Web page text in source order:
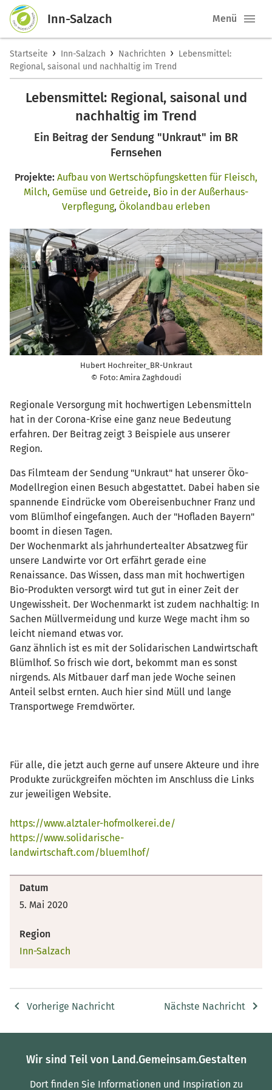
Inn-Salzach Menü
Startseite › Inn-Salzach › Nachrichten › Lebensmittel:
Regional, saisonal und nachhaltig im Trend
Lebensmittel: Regional, saisonal und
nachhaltig im Trend
Ein Beitrag der Sendung "Unkraut" im BR
Fernsehen
Projekte: Aufbau von Wertschöpfungsketten für Fleisch,
Milch, Gemüse und Getreide, Bio in der Außerhaus-
Verpflegung, Ökolandbau erleben
Hubert Hochreiter_BR-Unkraut
© Foto: Amira Zaghdoudi
Regionale Versorgung mit hochwertigen Lebensmitteln
hat in der Corona-Krise eine ganz neue Bedeutung
erfahren. Der Beitrag zeigt 3 Beispiele aus unserer
Region.
Das Filmteam der Sendung "Unkraut" hat unserer Öko-
Modellregion einen Besuch abgestattet. Dabei haben sie
spannende Eindrücke vom Obereisenbuchner Franz und
vom Blümlhof eingefangen. Auch der "Hofladen Bayern"
boomt in diesen Tagen.
Der Wochenmarkt als jahrhundertealter Absatzweg für
unsere Landwirte vor Ort erfährt gerade eine
Renaissance. Das Wissen, dass man mit hochwertigen
Bio-Produkten versorgt wird tut gut in einer Zeit der
Ungewissheit. Der Wochenmarkt ist zudem nachhaltig: In
Sachen Müllvermeidung und kurze Wege macht ihm so
leicht niemand etwas vor.
Ganz ähnlich ist es mit der Solidarischen Landwirtschaft
Blümlhof. So frisch wie dort, bekommt man es sonst
nirgends. Als Mitbauer darf man jede Woche seinen
Anteil selbst ernten. Auch hier sind Müll und lange
Transportwege Fremdwörter.
Für alle, die jetzt auch gerne auf unsere Akteure und ihre
Produkte zurückgreifen möchten im Anschluss die Links
zur jeweiligen Website.
https://www.alztaler-hofmolkerei.de/
https://www.solidarische-
landwirtschaft.com/bluemlhof/
Datum
5. Mai 2020
Region
Inn-Salzach
Vorherige Nachricht Nächste Nachricht
Wir sind Teil von Land.Gemeinsam.Gestalten
Dort finden Sie Informationen und Inspiration zu